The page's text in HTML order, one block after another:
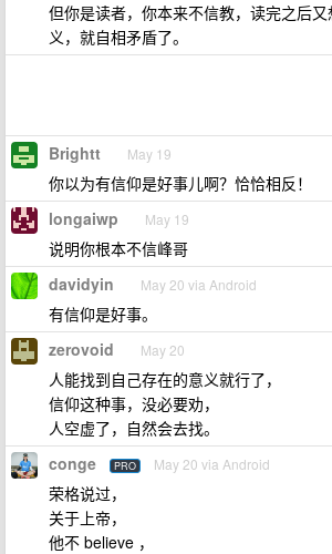
但你是读者，你本来不信教，读完之后
义，就自相矛盾了。
Brightt May 19
你以为有信仰是好事儿啊？恰恰相反！
longaiwp May 19
说明你根本不信峰哥
davidyin May 20 via Android
有信仰是好事。
zerovoid May 20
人能找到自己存在的意义就行了，
信仰这种事，没必要劝，
人空虚了，自然会去找。
conge PRO May 20 via Android
荣格说过，
关于上帝，
他不 believe ，